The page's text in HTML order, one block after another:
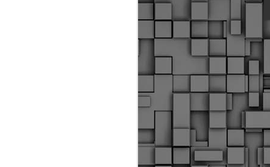
αστυνομικούς, οι οποίοι έχουν
καθήκοντα.
ο Δήμος παρέλαβε τρία
οποία θα χρησιμοποιούνται για